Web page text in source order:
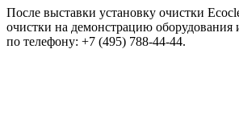
После выставки установку очистки
очистки на демонстрацию
по телефону: +7 (495) 788-44-44.